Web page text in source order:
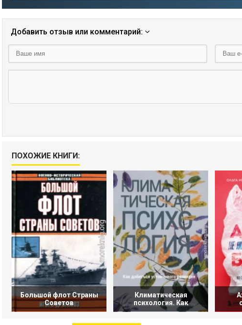
Добавить отзыв или комментарий:
ПОХОЖИЕ КНИГИ:
Большой флот Страны
Советов
Климатическая
психология. Как